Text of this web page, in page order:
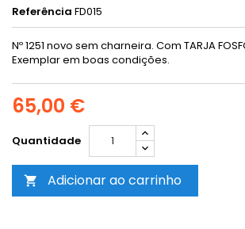
Referência FD015
Nº 1251 novo sem charneira. Com TARJA
Exemplar em boas condições.
65,00 €
Quantidade
 Adicionar ao carrinho